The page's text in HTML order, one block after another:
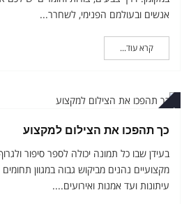
אנשים ובעולמם הפנימי, לשחרר...
קרא עוד...
כך תהפכו את הצילום למקצוע
בעידן שבו כל תמונה יכולה לספר סיפור
מקצועיים נהנים מביקוש גבוה במגוון
עיתונות ועד אמנות ואירועים....